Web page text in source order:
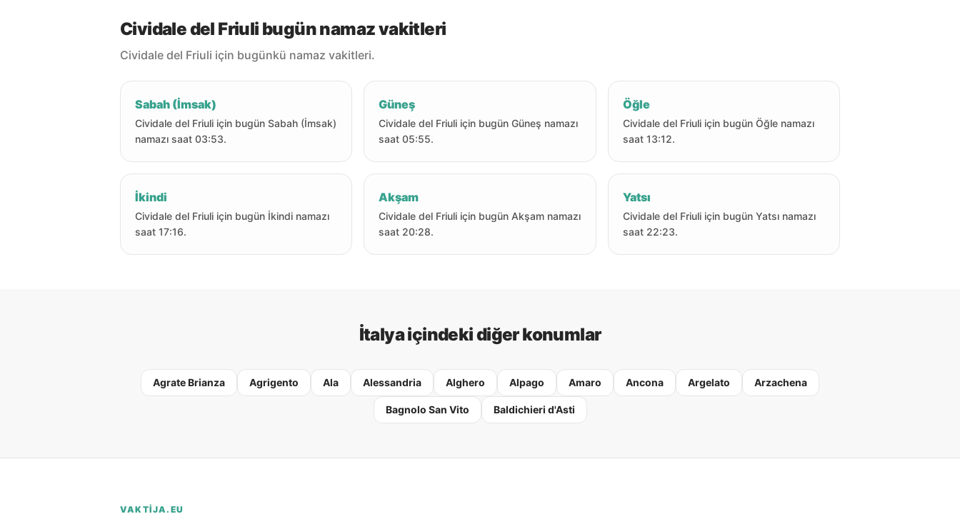
Cividale del Friuli bugün namaz vakitleri
Cividale del Friuli için bugünkü namaz vakitleri.
Sabah (İmsak)
Cividale del Friuli için bugün Sabah (İmsak)
namazı saat 03:53.
Güneş
Cividale del Friuli için bugün Güneş namazı
saat 05:55.
Öğle
Cividale del Friuli için bugün Öğle namazı
saat 13:12.
İkindi
Cividale del Friuli için bugün İkindi namazı
saat 17:16.
Akşam
Cividale del Friuli için bugün Akşam namazı
saat 20:28.
Yatsı
Cividale del Friuli için bugün Yatsı namazı
saat 22:23.
İtalya içindeki diğer konumlar
Agrate Brianza Agrigento Ala Alessandria Alghero Alpago Amaro Ancona Argelato Arzachena
Bagnolo San Vito Baldichieri d'Asti
VAKTIJA.EU